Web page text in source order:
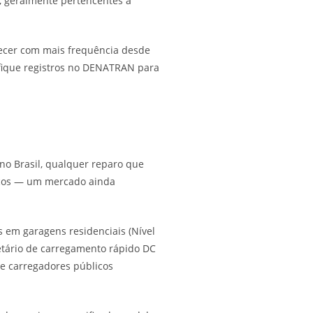
com mais frequência desde
registros no DENATRAN para
Brasil, qualquer reparo que
— um mercado ainda
garagens residenciais (Nível
de carregamento rápido DC
carregadores públicos